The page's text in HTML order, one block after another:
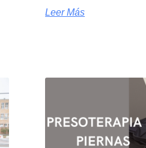
Leer Más